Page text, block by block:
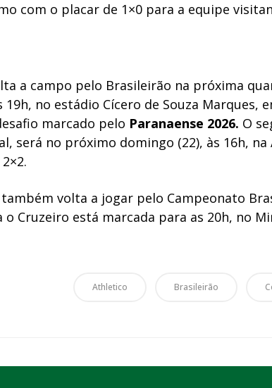
com o placar de 1×0 para a equipe
a campo pelo Brasileirão na próxima
no estádio Cícero de Souza Marques,
marcado pelo Paranaense 2026. O
será no próximo domingo (22), às 16h,
volta a jogar pelo Campeonato
Cruzeiro está marcada para as 20h, no
Athletico Brasileirão